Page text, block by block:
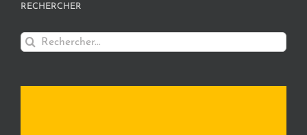
RECHERCHER
Rechercher: